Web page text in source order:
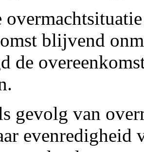
blijvend
de
gevolg van
evenredigheid